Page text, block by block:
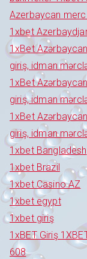
Azerbaycan
1xbet
1xBet
giriş, idman
1xBet
giriş, idman
1xBet
giriş, idman
1xbet Bangladesh
1xbet Brazil
1xbet Casino AZ
1xbet egypt
1xbet giriş
1xBET Giriş
608